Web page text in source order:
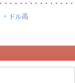
ドル高